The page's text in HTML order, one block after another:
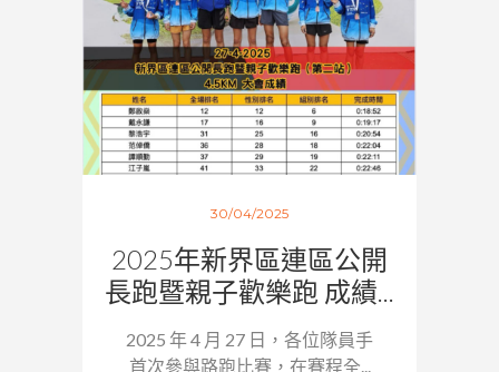
30/04/2025
2025年新界區連區公開
長跑暨親子歡樂跑 成績...
2025 年 4 月 27 日，各位隊員手
首次參與路跑比賽，在賽程全...